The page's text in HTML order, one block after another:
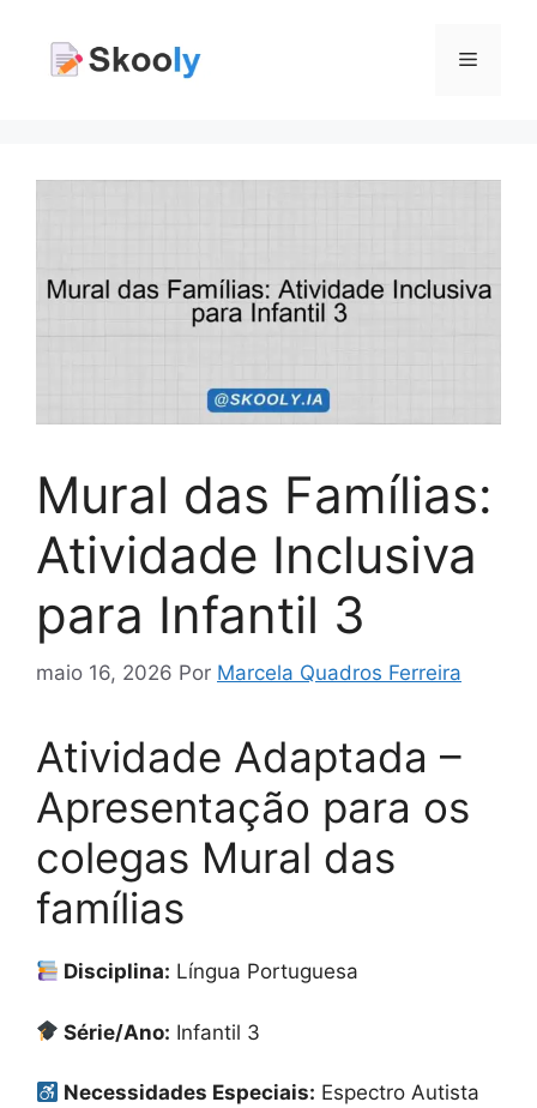
Menu
Mural das Famílias:
Atividade Inclusiva
para Infantil 3
maio 16, 2026 Por Marcela Quadros Ferreira
Atividade Adaptada –
Apresentação para os
colegas Mural das
famílias
Disciplina: Língua Portuguesa
Série/Ano: Infantil 3
Necessidades Especiais: Espectro Autista